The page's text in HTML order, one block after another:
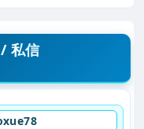
私信